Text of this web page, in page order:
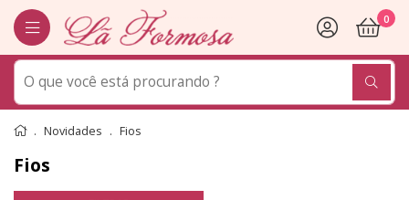
0
Novidades Fios
Fios